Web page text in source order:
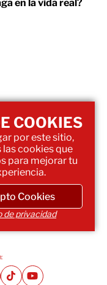
en la vida real?
COOKIES
por este sitio,
las cookies que
para mejorar tu
Cookies
de privacidad